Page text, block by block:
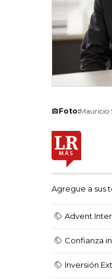
Foto:Mauricio
Agregue a sus
Advent
Confianza
Inversión